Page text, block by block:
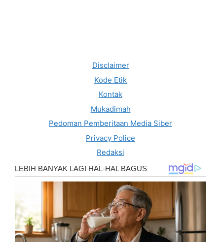
Disclaimer
Kode Etik
Kontak
Mukadimah
Pedoman Pemberitaan Media Siber
Privacy Police
Redaksi